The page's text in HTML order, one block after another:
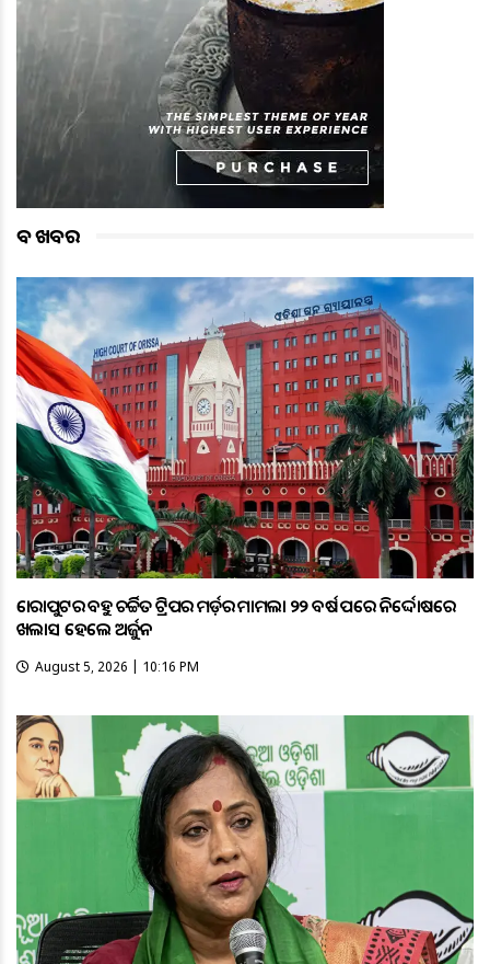
ବଡ ଖବର
କୋରାପୁଟର ବହୁ ଚର୍ଚ୍ଚିତ ଟ୍ରିପର ମର୍ଡ଼ର ମାମଲା ୨୨ ବର୍ଷ ପରେ ନିର୍ଦ୍ଦୋଷରେ
ଖଲାସ ହେଲେ ଅର୍ଜୁନ
August 5, 2026 | 10:16 PM